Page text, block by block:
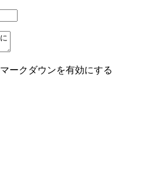
マークダウンを有効にする